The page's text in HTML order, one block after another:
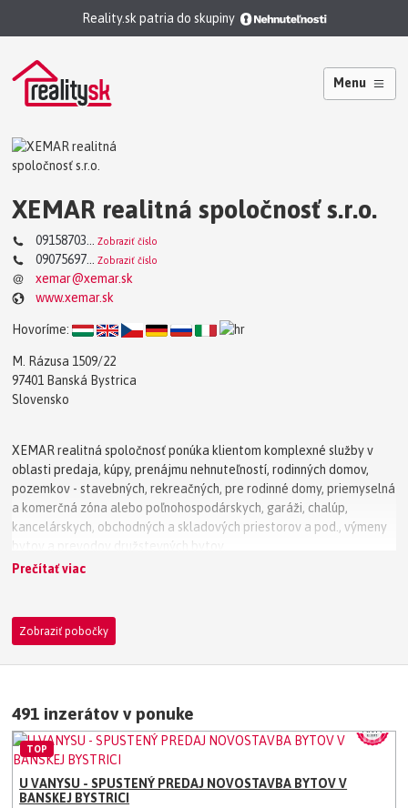
Reality.sk patria do skupiny
Menu
XEMAR realitná spoločnosť s.r.o.
09158703... Zobraziť číslo
09075697... Zobraziť číslo
xemar@xemar.sk
www.xemar.sk
Hovoríme:
M. Rázusa 1509/22
97401 Banská Bystrica
Slovensko
XEMAR realitná spoločnosť ponúka klientom komplexné služby v
oblasti predaja, kúpy, prenájmu nehnuteľností, rodinných domov,
pozemkov - stavebných, rekreačných, pre rodinné domy, priemyselná
a komerčná zóna alebo poľnohospodárskych, garáži, chalúp,
kancelárskych, obchodných a skladových priestorov a pod., výmeny
bytov a prevodov družstevných bytov.
Prečítať viac
Zobraziť pobočky
491 inzerátov v ponuke
U VANYSU - SPUSTENÝ PREDAJ NOVOSTAVBA BYTOV V
BANSKEJ BYSTRICI
TOP